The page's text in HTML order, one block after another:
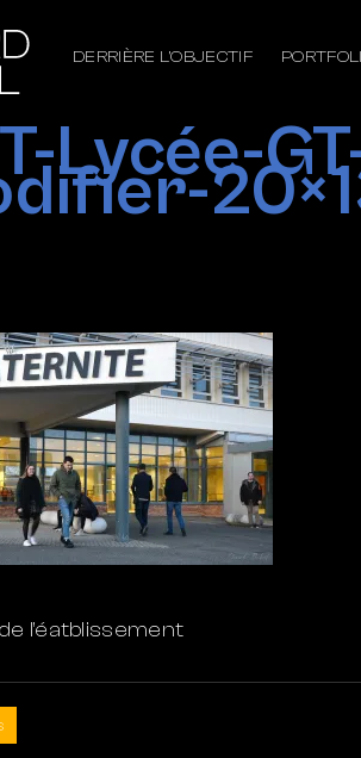
DERRIÈRE L’OBJECTIF
Lycée-
l’éatblissement